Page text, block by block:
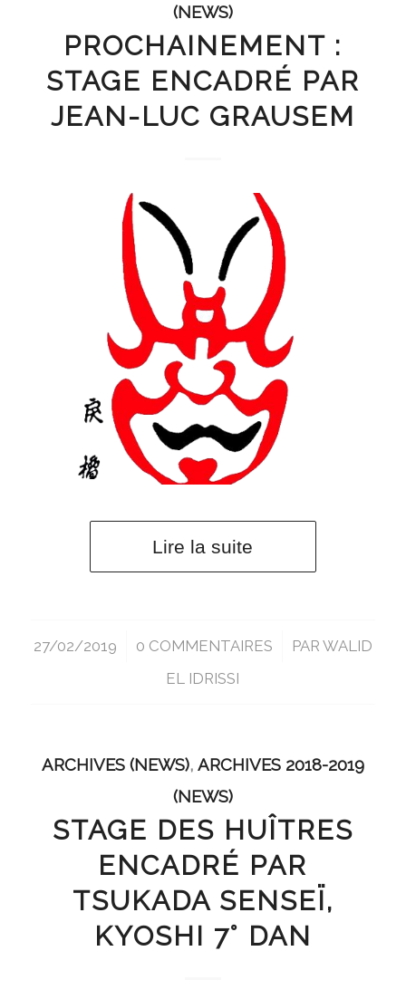
(NEWS)
PROCHAINEMENT :
STAGE ENCADRÉ PAR
JEAN-LUC GRAUSEM
Lire la suite
27/02/2019
/ 0 COMMENTAIRES
/ PAR WALID
EL IDRISSI
ARCHIVES (NEWS), ARCHIVES 2018-2019
(NEWS)
STAGE DES HUÎTRES
ENCADRÉ PAR
TSUKADA SENSEÏ,
KYOSHI 7° DAN